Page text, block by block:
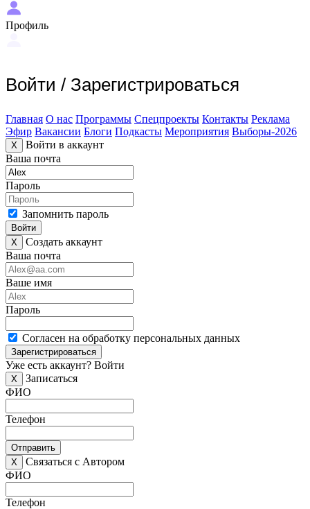
Профиль
Войти / Зарегистрироваться
Главная О нас Программы Спецпроекты Контакты Реклама
Эфир Вакансии Блоги Подкасты Мероприятия Выборы-2026
X
Войти в аккаунт
Ваша почта
Пароль
Запомнить пароль
Войти
X
Создать аккаунт
Ваша почта
Ваше имя
Пароль
Согласен на обработку персональных данных
Зарегистрироваться
Уже есть аккаунт? Войти
X
Записаться
ФИО
Телефон
Отправить
X
Связаться с Автором
ФИО
Телефон